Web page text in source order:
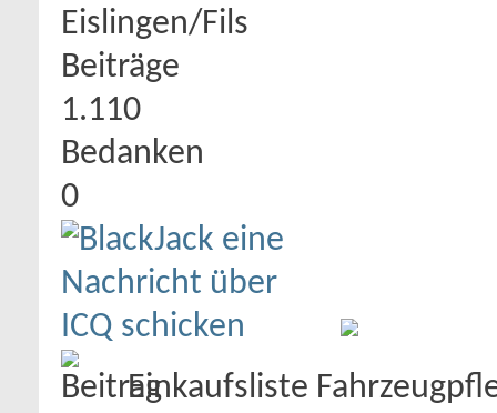
Eislingen/Fils
Beiträge
1.110
Bedanken
0
Einkaufsliste